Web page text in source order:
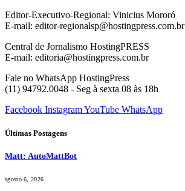
Editor-Executivo-Regional: Vinicius Mororó
E-mail: editor-regionalsp@hostingpress.com.br
Central de Jornalismo HostingPRESS
E-mail: editoria@hostingpress.com.br
Fale no WhatsApp HostingPress
(11) 94792.0048 - Seg à sexta 08 às 18h
Facebook InstagramYouTube WhatsApp
Últimas Postagens
Matt: AutoMattBot
agosto 6, 2026